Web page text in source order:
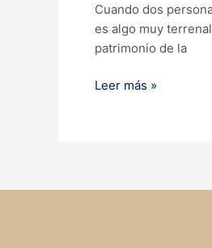
Cuando dos
es algo muy
patrimonio de la
Leer más »